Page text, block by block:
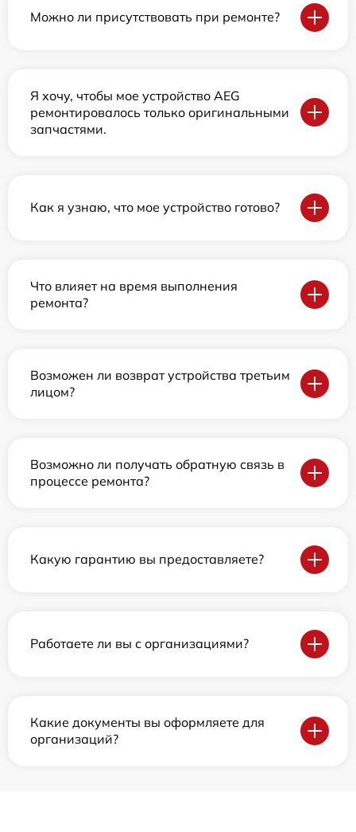
Можно ли присутствовать при ремонте?
Я хочу, чтобы мое устройство AEG
ремонтировалось только оригинальными
запчастями.
Как я узнаю, что мое устройство готово?
Что влияет на время выполнения
ремонта?
Возможен ли возврат устройства третьим
лицом?
Возможно ли получать обратную связь в
процессе ремонта?
Какую гарантию вы предоставляете?
Работаете ли вы с организациями?
Какие документы вы оформляете для
организаций?